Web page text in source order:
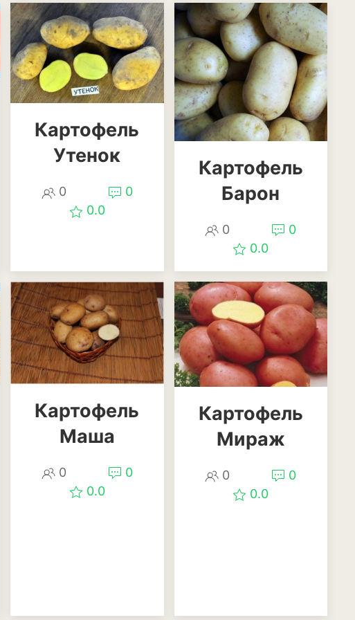
растения
кодиеум
Картофель
Утенок
0
0
0.0
Картофель
Барон
0
0
0.0
Картофель
Маша
0
0
0.0
Картофель
Мираж
0
0
0.0